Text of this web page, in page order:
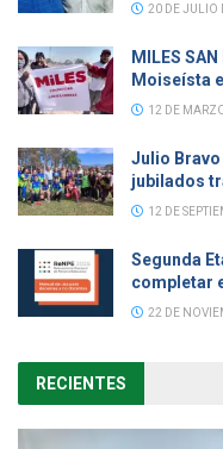
20 DE JULIO
MILES
Moiseísta
12 DE
Julio
jubilados
12 DE
Segunda
completar
22 DE
RECIENTES